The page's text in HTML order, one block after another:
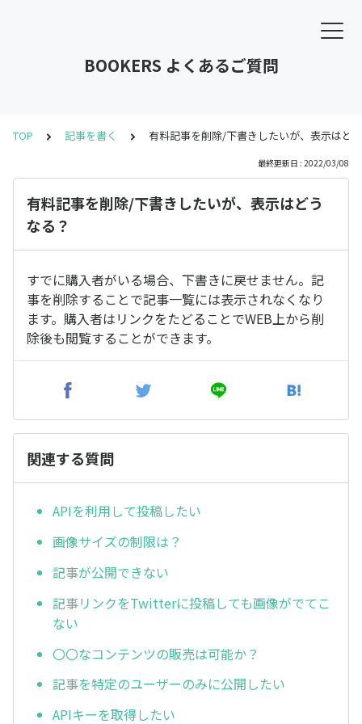
BOOKERS よくあるご質問
TOP 記事を書く 有料記事を削除/下書きしたいが、表示はど
最終更新日 : 2022/03/08
有料記事を削除/下書きしたいが、表示はどう
なる？
すでに購入者がいる場合、下書きに戻せません。記
事を削除することで記事一覧には表示されなくなり
ます。購入者はリンクをたどることでWEB上から削
除後も閲覧することができます。
関連する質問
APIを利用して投稿したい
画像サイズの制限は？
記事が公開できない
記事リンクをTwitterに投稿しても画像がでてこ
ない
〇〇なコンテンツの販売は可能か？
記事を特定のユーザーのみに公開したい
APIキーを取得したい